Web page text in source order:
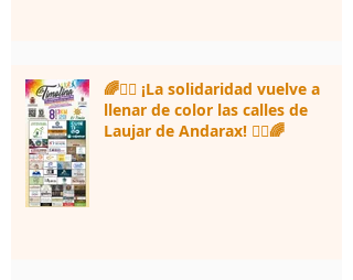
🌈🏃‍♀️ ¡La solidaridad vuelve a
llenar de color las calles de
Laujar de Andarax! 🏃‍♂️🌈